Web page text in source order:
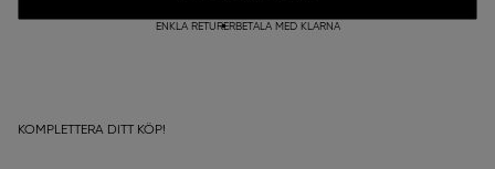
ENKLA RETURERBETALA MED KLARNA
KOMPLETTERA DITT KÖP!